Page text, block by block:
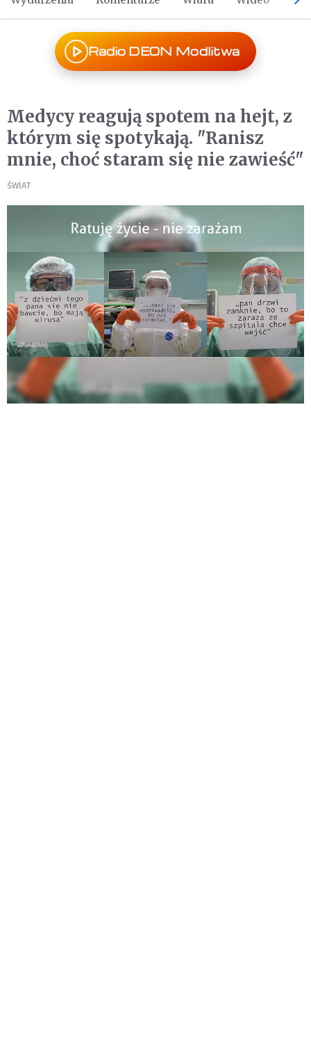
Radio DEON Modlitwa
Medycy reagują spotem na hejt, z
którym się spotykają. "Ranisz
mnie, choć staram się nie zawieść"
ŚWIAT